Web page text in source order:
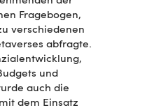
Fragebogen,
verschiedenen
abfragte.
und
auch die
dem Einsatz